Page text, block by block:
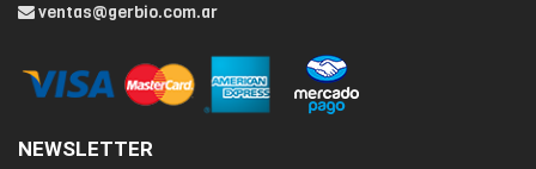
ventas@gerbio.com.ar
NEWSLETTER